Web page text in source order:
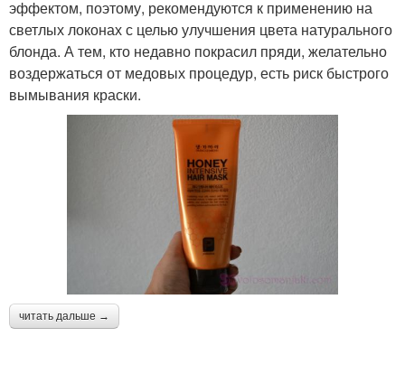
эффектом, поэтому, рекомендуются к применению на
светлых локонах с целью улучшения цвета натурального
блонда. А тем, кто недавно покрасил пряди, желательно
воздержаться от медовых процедур, есть риск быстрого
вымывания краски.
читать дальше →